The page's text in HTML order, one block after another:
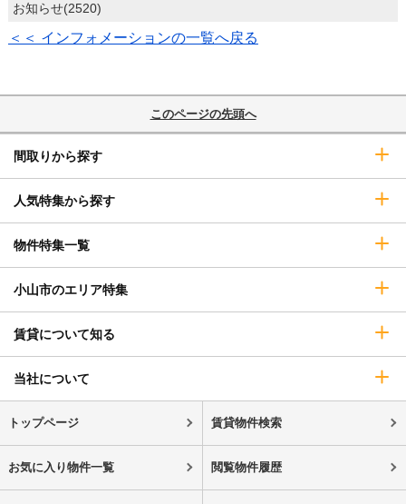
お知らせ(2520)
＜＜ インフォメーションの一覧へ戻る
このページの先頭へ
間取りから探す
人気特集から探す
物件特集一覧
小山市のエリア特集
賃貸について知る
当社について
トップページ 賃貸物件検索
お気に入り物件一覧 閲覧物件履歴